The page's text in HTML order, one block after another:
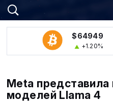
$64949
+1.20%
Meta представила
моделей Llama 4